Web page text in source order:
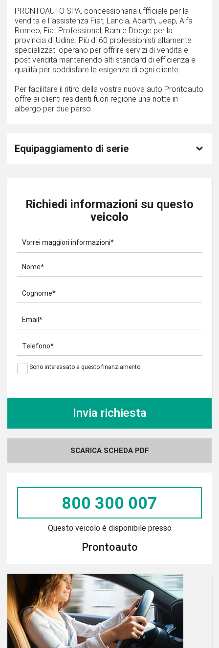
PRONTOAUTO SPA, concessionaria uffficiale per la
vendita e l''assistenza Fiat, Lancia, Abarth, Jeep, Alfa
Romeo, Fiat Professional, Ram e Dodge per la
provincia di Udine. Più di 60 professionisti altamente
specializzati operano per offrire servizi di vendita e
post vendita mantenendo alti standard di efficienza e
qualità per soddisfare le esigenze di ogni cliente.
Per facilitare il ritiro della vostra nuova auto Prontoauto
offre ai clienti residenti fuori regione una notte in
albergo per due perso
Equipaggiamento di serie
Richiedi informazioni su questo
veicolo
Vorrei maggiori informazioni*
Nome*
Cognome*
Email*
Telefono*
Sono interessato a questo finanziamento
SCARICA SCHEDA PDF
800 300 007
Questo veicolo è disponibile presso
Prontoauto